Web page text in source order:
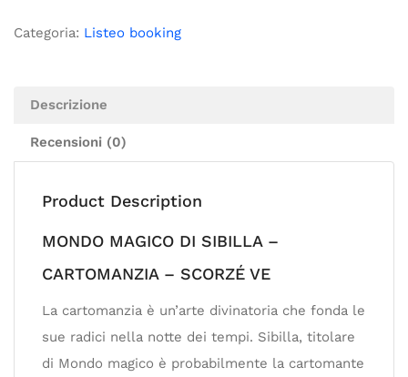
Categoria: Listeo booking
Descrizione
Recensioni (0)
Product Description
MONDO MAGICO DI SIBILLA –
CARTOMANZIA – SCORZÉ VE
La cartomanzia è un’arte divinatoria che fonda le
sue radici nella notte dei tempi. Sibilla, titolare
di Mondo magico è probabilmente la cartomante